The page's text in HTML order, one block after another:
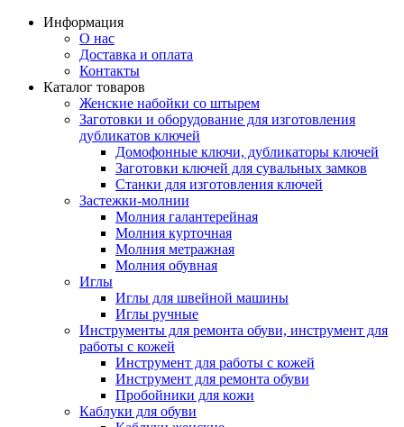
Информация
О нас
Доставка и оплата
Контакты
Каталог товаров
Женские набойки со штырем
Заготовки и оборудование для изготовления
дубликатов ключей
Домофонные ключи, дубликаторы ключей
Заготовки ключей для сувальных замков
Станки для изготовления ключей
Застежки-молнии
Молния галантерейная
Молния курточная
Молния метражная
Молния обувная
Иглы
Иглы для швейной машины
Иглы ручные
Инструменты для ремонта обуви, инструмент для
работы с кожей
Инструмент для работы с кожей
Инструмент для ремонта обуви
Пробойники для кожи
Каблуки для обуви